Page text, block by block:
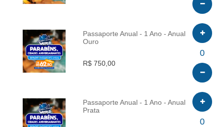
INFO
Passaporte Anual - 1 Ano - Anual
Ouro
R$ 750,00
0
INFO
Passaporte Anual - 1 Ano - Anual
Prata
0